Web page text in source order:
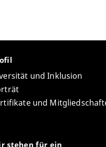
und Inklusion
und
stehen für ein